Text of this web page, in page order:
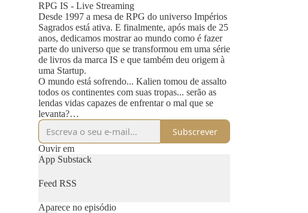
RPG IS - Live Streaming
Desde 1997 a mesa de RPG do universo Impérios
Sagrados está ativa. E finalmente, após mais de 25
anos, dedicamos mostrar ao mundo como é fazer
parte do universo que se transformou em uma série
de livros da marca IS e que também deu origem à
uma Startup.
O mundo está sofrendo... Kalien tomou de assalto
todos os continentes com suas tropas... serão as
lendas vidas capazes de enfrentar o mal que se
levanta?
A aventura apenas começou..
Subscrever
Ouvir em
App Substack
Feed RSS
Aparece no episódio